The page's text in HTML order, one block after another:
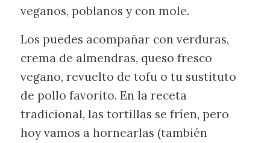
veganos, poblanos y con mole.
Los puedes acompañar con verduras,
crema de almendras, queso fresco
vegano, revuelto de tofu o tu sustituto
de pollo favorito. En la receta
tradicional, las tortillas se fríen, pero
hoy vamos a hornearlas (también